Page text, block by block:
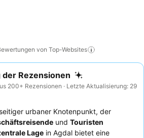
von Top-Websites
Rezensionen
200+ Rezensionen · Letzte Aktualisierung: 29
urbaner Knotenpunkt, der
und Touristen
Lage in Agdal bietet eine